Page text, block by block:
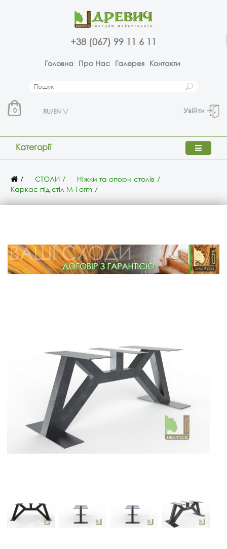
+38 (067) 99 11 6 11
Головна Про Нас Галерея Контакти
0 RU/EN Увійти
Категорії
СТОЛИ
Ніжки та опори столів
Каркас під стіл M-Form